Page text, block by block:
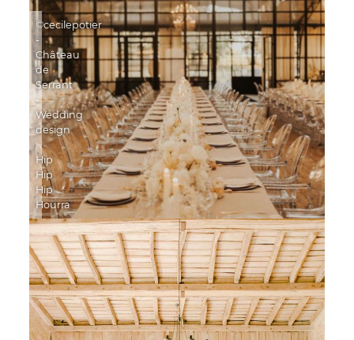
©cecilepotier
-
Château
de
Serrant
-
Wedding
design
:
Hip
Hip
Hip
Hourra